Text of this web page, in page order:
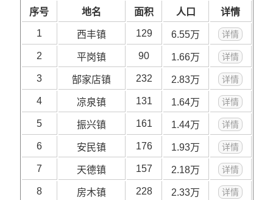
序号 地名 面积 人口 详情
1 西丰镇 129 6.55万 详情
2 平岗镇 90 1.66万 详情
3 郜家店镇 232 2.83万 详情
4 凉泉镇 131 1.64万 详情
5 振兴镇 161 1.44万 详情
6 安民镇 176 1.93万 详情
7 天德镇 157 2.18万 详情
8 房木镇 228 2.33万 详情